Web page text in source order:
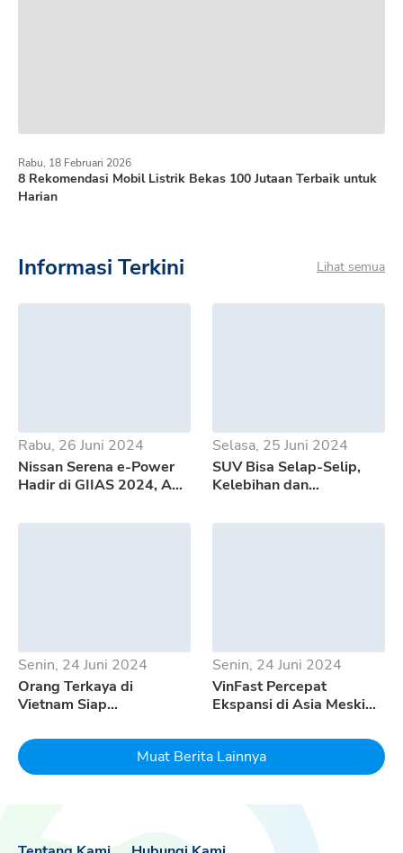
8 Rekomendasi Mobil Listrik Bekas 100 Jutaan Terbaik untuk
Harian
Rabu, 18 Februari 2026
Informasi Terkini Lihat semua
Rabu, 26 Juni 2024
Nissan Serena e-Power
Hadir di GIIAS 2024, Apa
Selasa, 25 Juni 2024
SUV Bisa Selap-Selip,
Kelebihan dan
500
Senin, 24 Juni 2024
Orang Terkaya di
Vietnam Siap
Uangnya Untuk EV
Dream
Senin, 24 Juni 2024
VinFast Percepat
Ekspansi di Asia Meski
Melambat
Muat Berita Lainnya